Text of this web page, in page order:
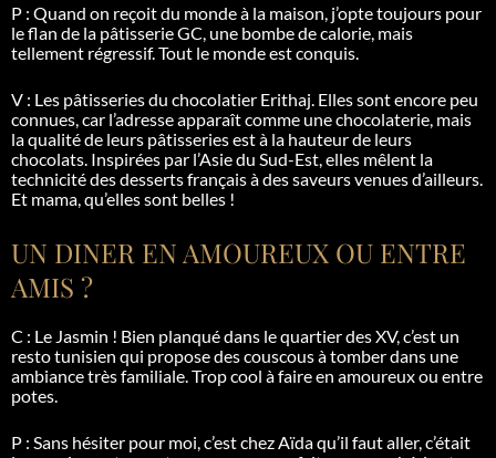
P : Quand on reçoit du monde à la maison, j’opte toujours pour
le flan de la pâtisserie GC, une bombe de calorie, mais
tellement régressif. Tout le monde est conquis.
V : Les pâtisseries du chocolatier Erithaj. Elles sont encore peu
connues, car l’adresse apparaît comme une chocolaterie, mais
la qualité de leurs pâtisseries est à la hauteur de leurs
chocolats. Inspirées par l’Asie du Sud-Est, elles mêlent la
technicité des desserts français à des saveurs venues d’ailleurs.
Et mama, qu’elles sont belles !
UN DINER EN AMOUREUX OU ENTRE
AMIS ?
C : Le Jasmin ! Bien planqué dans le quartier des XV, c’est un
resto tunisien qui propose des couscous à tomber dans une
ambiance très familiale. Trop cool à faire en amoureux ou entre
potes.
P : Sans hésiter pour moi, c’est chez Aïda qu’il faut aller, c’était